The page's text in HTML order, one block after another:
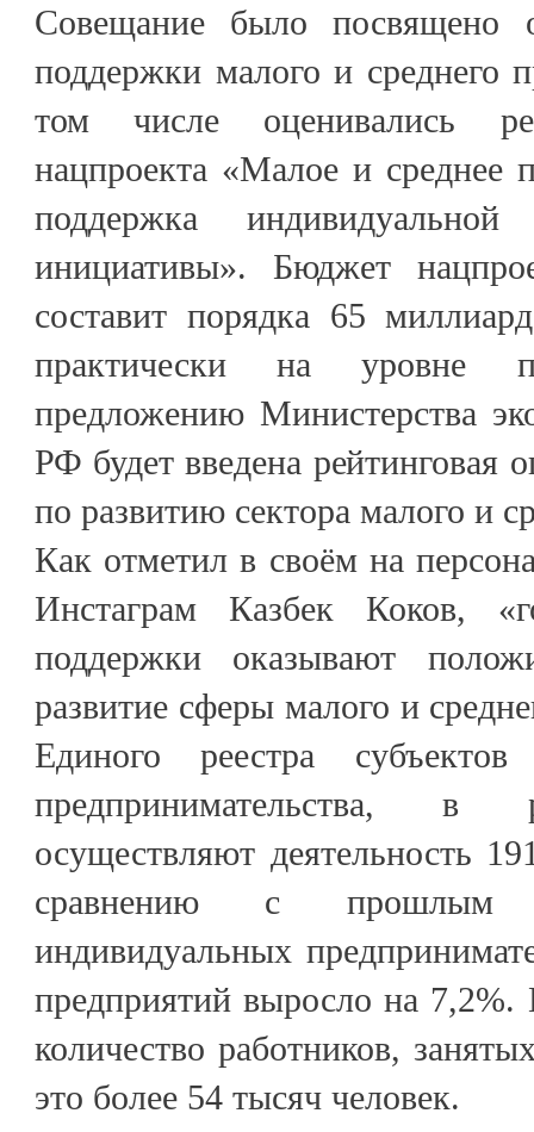
Совещание было посвящено
поддержки малого и среднего
том числе оценивались
нацпроекта «Малое и среднее
поддержка индивидуальной
инициативы». Бюджет
составит порядка 65
практически на уровне
предложению Министерства
РФ будет введена рейтинговая
по развитию сектора малого и
Как отметил в своём на
Инстаграм Казбек Коков,
поддержки оказывают
развитие сферы малого и
Единого реестра
предпринимательства, в
осуществляют деятельность
сравнению с прошлым
индивидуальных
предприятий выросло на
количество работников,
это более 54 тысяч человек.